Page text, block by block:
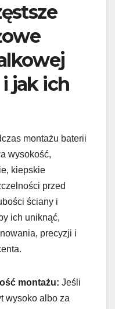
jak ich
montażu baterii
wysokość,
kiepskie
przed
ściany i
ich uniknąć,
precyzji i
montażu: Jeśli
wysoko albo za